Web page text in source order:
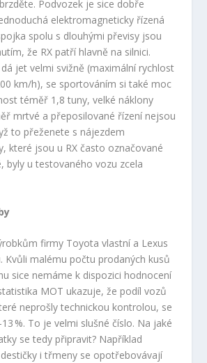
Podvozek je sice dobře
elektromagneticky řízená
spolu s dlouhými převisy jsou
že RX patří hlavně na silnici.
jet velmi svižně (maximální rychlost
km/h), se sportováním si také moc
téměř 1,8 tuny, velké náklony
mrtvé a přeposilované řízení nejsou
to přeženete s nájezdem
které jsou u RX často označované
byly u testovaného vozu zcela
firmy Toyota vlastní a Lexus
Kvůli malému počtu prodaných kusů
sice nemáme k dispozici hodnocení
MOT ukazuje, že podíl vozů
neprošly technickou kontrolou, se
%. To je velmi slušné číslo. Na jaké
se tedy připravit? Například
i třmeny se opotřebovávají